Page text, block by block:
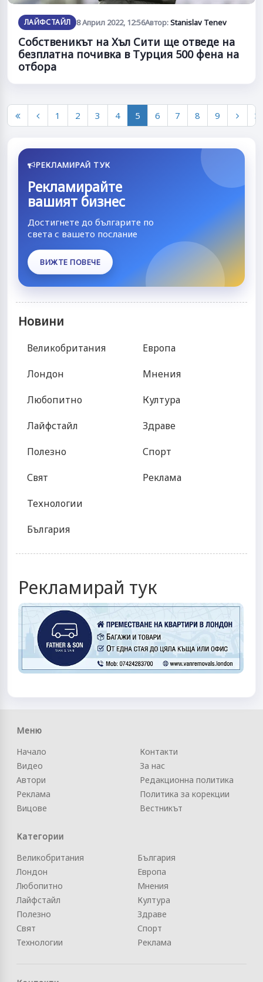
ЛАЙФСТАЙЛ 8 Април 2022, 12:56Автор:Stanislav Tenev
Собственикът на Хъл Сити ще отведе на
безплатна почивка в Турция 500 фена на
отбора
1 2 3 4 5 6 7 8 9
РЕКЛАМИРАЙ ТУК
Рекламирайте
вашият бизнес
Достигнете до българите по
света с вашето послание
ВИЖТЕ ПОВЕЧЕ
Новини
Великобритания
Лондон
Любопитно
Лайфстайл
Полезно
Свят
Технологии
България
Европа
Мнения
Култура
Здраве
Спорт
Реклама
Рекламирай тук
Меню
Начало
Видео
Автори
Реклама
Вицове
Контакти
За нас
Редакционна политика
Политика за корекции
Вестникът
Категории
Великобритания
Лондон
Любопитно
Лайфстайл
Полезно
Свят
Технологии
България
Европа
Мнения
Култура
Здраве
Спорт
Реклама